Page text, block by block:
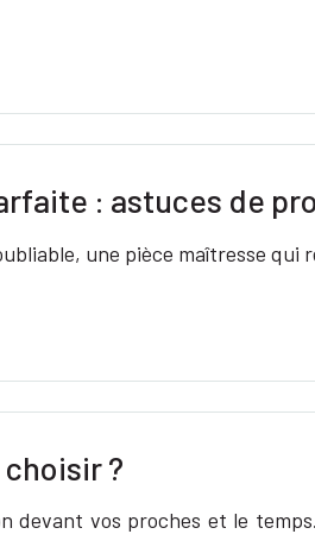
: astuces de pro
une pièce maîtresse
?
devant vos proches et le